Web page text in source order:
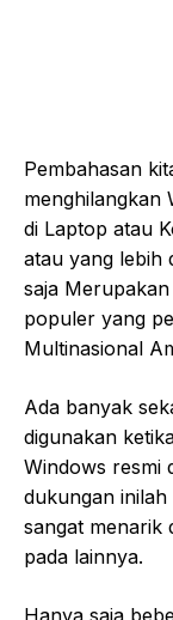
Pembahasan
menghilangkan
di Laptop atau
atau yang lebih
saja
populer yang
Multinasional
Ada banyak
digunakan
Windows resmi
dukungan inilah
sangat menarik
pada lainnya.
Hanya saja